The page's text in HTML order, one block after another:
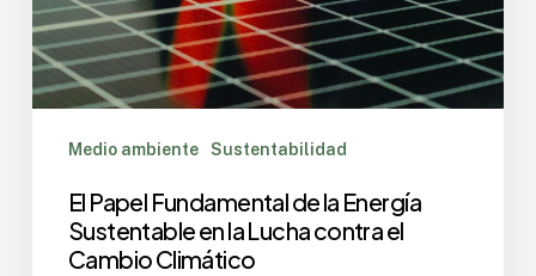
Medio ambiente Sustentabilidad
El Papel Fundamental de la Energía
Sustentable en la Lucha contra el
Cambio Climático